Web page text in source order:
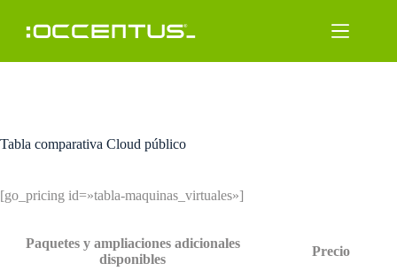
contenido
Tabla comparativa Cloud público
[go_pricing id=»tabla-maquinas_virtuales»]
Paquetes y ampliaciones adicionales
disponibles
Precio